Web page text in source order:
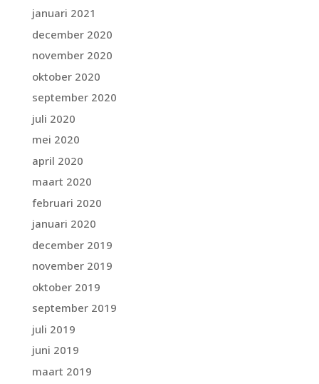
januari 2021
december 2020
november 2020
oktober 2020
september 2020
juli 2020
mei 2020
april 2020
maart 2020
februari 2020
januari 2020
december 2019
november 2019
oktober 2019
september 2019
juli 2019
juni 2019
maart 2019